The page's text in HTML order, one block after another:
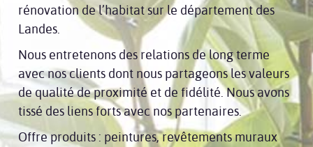
rénovation de l’habitat sur le département des
Landes.
Nous entretenons des relations de long terme
avec nos clients dont nous partageons les valeurs
de qualité de proximité et de fidélité. Nous avons
tissé des liens forts avec nos partenaires.
Offre produits : peintures, revêtements muraux